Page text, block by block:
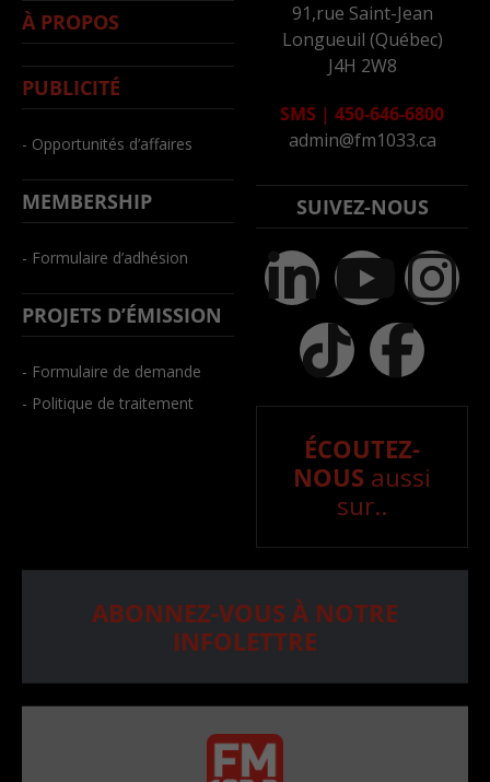
À PROPOS
PUBLICITÉ
- Opportunités d’affaires
MEMBERSHIP
- Formulaire d’adhésion
PROJETS D’ÉMISSION
- Formulaire de demande
- Politique de traitement
91,rue Saint-Jean
Longueuil (Québec)
J4H 2W8
SMS | 450-646-6800
admin@fm1033.ca
SUIVEZ-NOUS
ÉCOUTEZ-
NOUS aussi
sur..
ABONNEZ-VOUS À NOTRE
INFOLETTRE